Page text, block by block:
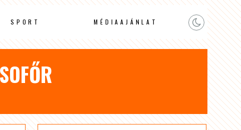
SPORT MÉDIAAJÁNLAT